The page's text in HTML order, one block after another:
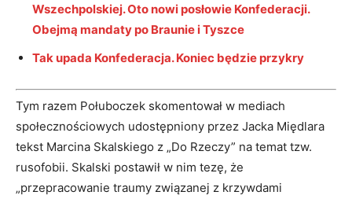
Wszechpolskiej. Oto nowi posłowie Konfederacji.
Obejmą mandaty po Braunie i Tyszce
Tak upada Konfederacja. Koniec będzie przykry
Tym razem Połuboczek skomentował w mediach
społecznościowych udostępniony przez Jacka Międlara
tekst Marcina Skalskiego z „Do Rzeczy” na temat tzw.
rusofobii. Skalski postawił w nim tezę, że
„przepracowanie traumy związanej z krzywdami